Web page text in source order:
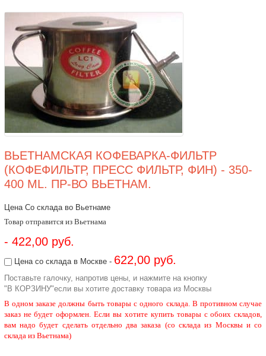
ВЬЕТНАМСКАЯ КОФЕВАРКА-ФИЛЬТР
(КОФЕФИЛЬТР, ПРЕСС ФИЛЬТР, ФИН) - 350-
400 ML. ПР-ВО ВЬЕТНАМ.
Цена Со склада во Вьетнаме
Товар отправится из Вьетнама
- 422,00 руб.
Цена со склада в Москве - 622,00 руб.
Поставьте галочку, напротив цены, и нажмите на кнопку
"В КОРЗИНУ"если вы хотите доставку товара из Москвы
В одном заказе должны быть товары с одного склада. В противном случае
заказ не будет оформлен. Если вы хотите купить товары с обоих складов,
вам надо будет сделать отдельно два заказа (со склада из Москвы и со
склада из Вьетнама)